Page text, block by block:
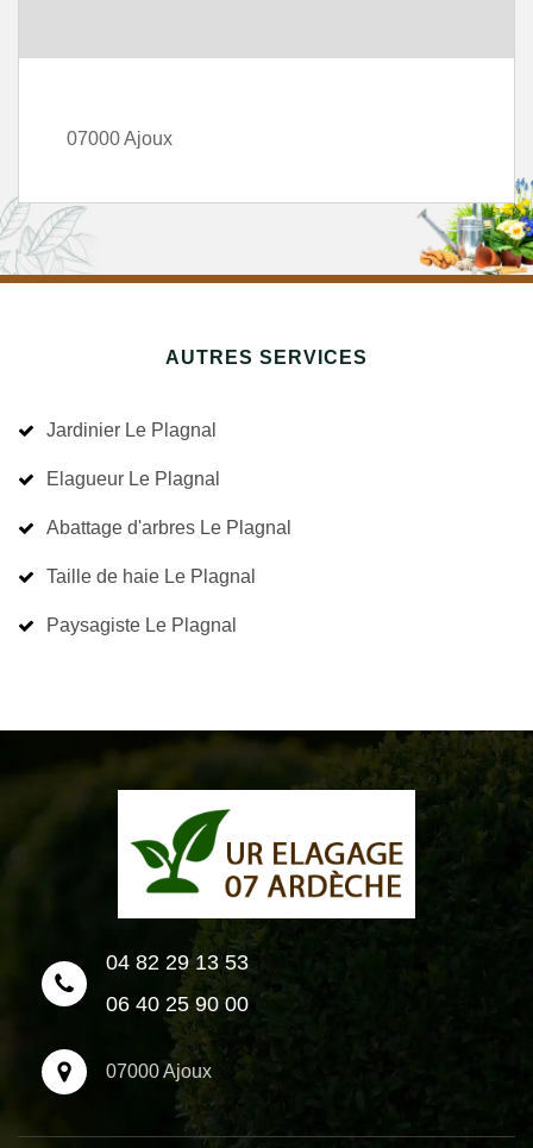
07000 Ajoux
AUTRES SERVICES
Jardinier Le Plagnal
Elagueur Le Plagnal
Abattage d'arbres Le Plagnal
Taille de haie Le Plagnal
Paysagiste Le Plagnal
04 82 29 13 53
06 40 25 90 00
07000 Ajoux